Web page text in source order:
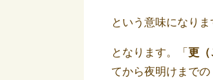
という意味になりま
となります。 「 更（
てから夜明けまでの